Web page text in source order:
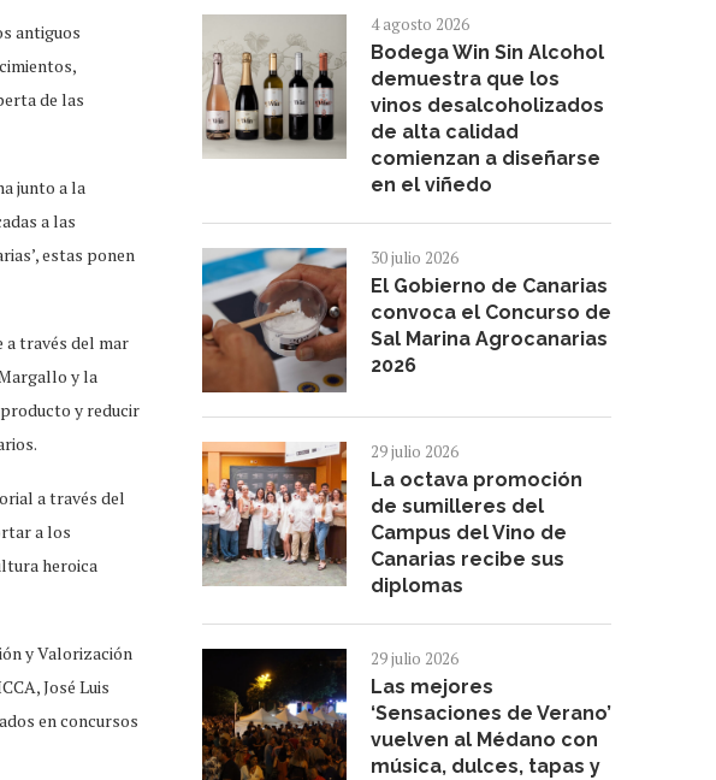
antiguos
de las
junto a la
a las
estas ponen
a través del mar
y la
y reducir
a través del
a los
heroica
y Valorización
José Luis
en concursos
4 agosto 2026
Bodega Win Sin Alcohol
demuestra que los
vinos desalcoholizados
de alta calidad
comienzan a diseñarse
en el viñedo
30 julio 2026
El Gobierno de Canarias
convoca el Concurso de
Sal Marina Agrocanarias
2026
29 julio 2026
La octava promoción
de sumilleres del
Campus del Vino de
Canarias recibe sus
diplomas
29 julio 2026
Las mejores
‘Sensaciones de Verano’
vuelven al Médano con
música, dulces, tapas y